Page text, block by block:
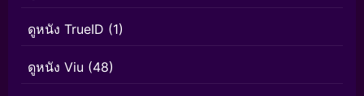
ดูหนัง TrueID (1)
ดูหนัง Viu (48)